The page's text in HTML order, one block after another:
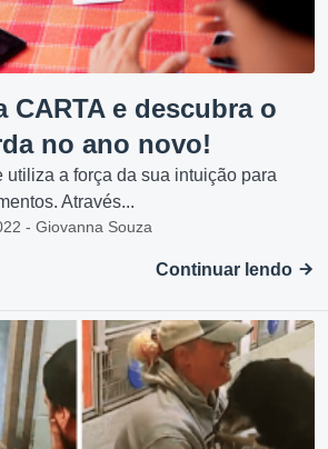
CARTA e descubra o
no ano novo!
utiliza a força da sua intuição para
Através...
- Giovanna Souza
Continuar lendo